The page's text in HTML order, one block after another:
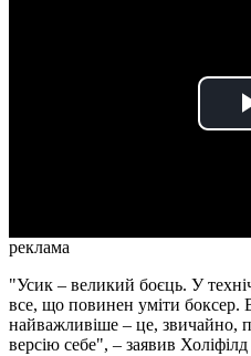
реклама
"Усик – великий боєць. У
все, що повинен уміти боксер.
найважливіше – це, звичайно,
версію себе", – заявив